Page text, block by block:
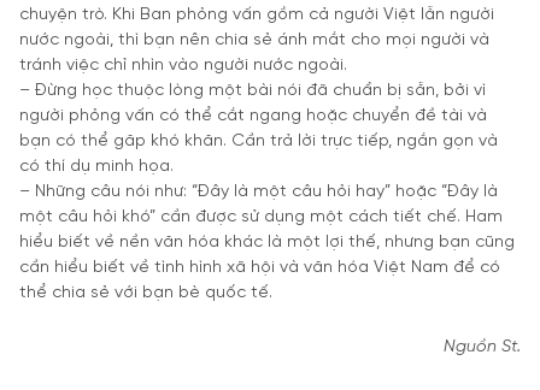
chuyện trò. Khi Ban phỏng vấn gồm cả người Việt lẫn người
nước ngoài, thì bạn nên chia sẻ ánh mắt cho mọi người và
tránh việc chỉ nhìn vào người nước ngoài.
– Đừng học thuộc lòng một bài nói đã chuẩn bị sẵn, bởi vì
người phỏng vấn có thể cắt ngang hoặc chuyển đề tài và
bạn có thể găp khó khăn. Cần trả lời trực tiếp, ngắn gọn và
có thí dụ minh họa.
– Những câu nói như: “Đây là một câu hỏi hay” hoặc “Đây là
một câu hỏi khó” cần được sử dụng một cách tiết chế. Ham
hiểu biết về nền văn hóa khác là một lợi thế, nhưng bạn cũng
cần hiểu biết về tình hình xã hội và văn hóa Việt Nam để có
thể chia sẻ với bạn bè quốc tế.
Nguồn St.